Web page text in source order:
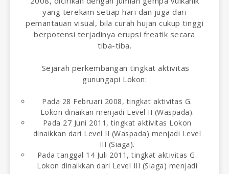
yang terekam setiap hari dan juga dari
pemantauan visual, bila curah hujan cukup tinggi
berpotensi terjadinya erupsi freatik secara
tiba-tiba.
Sejarah perkembangan tingkat aktivitas
gunungapi Lokon:
Pada 28 Februari 2008, tingkat aktivitas G.
Lokon dinaikan menjadi Level II (Waspada).
Pada 27 Juni 2011, tingkat aktivitas Lokon
dinaikkan dari Level II (Waspada) menjadi Level
III (Siaga).
Pada tanggal 14 Juli 2011, tingkat aktivitas G.
Lokon dinaikkan dari Level III (Siaga) menjadi